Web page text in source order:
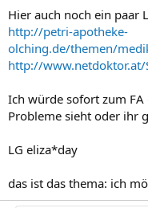
Hier auch noch ein paar
http://petri-apotheke-
olching.de/themen/
http://www.netdoktor.at/
Ich würde sofort zum
Probleme sieht oder ihr
LG eliza*day
das ist das thema: ich